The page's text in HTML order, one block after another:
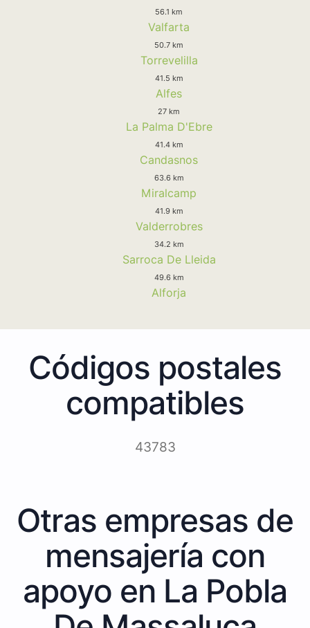
56.1 km
Valfarta
50.7 km
Torrevelilla
41.5 km
Alfes
27 km
La Palma D'Ebre
41.4 km
Candasnos
63.6 km
Miralcamp
41.9 km
Valderrobres
34.2 km
Sarroca De Lleida
49.6 km
Alforja
Códigos postales
compatibles
43783
Otras empresas de
mensajería con
apoyo en La Pobla